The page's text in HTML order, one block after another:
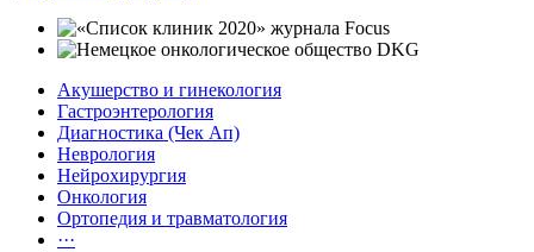
Акушерство и гинекология
Гастроэнтерология
Диагностика (Чек Ап)
Неврология
Нейрохирургия
Онкология
Ортопедия и травматология
···